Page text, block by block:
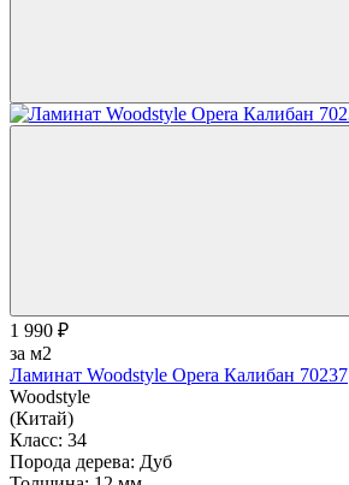
1 990 ₽
за м2
Ламинат Woodstyle Opera Калибан 70237
Woodstyle
(Китай)
Класс: 34
Порода дерева: Дуб